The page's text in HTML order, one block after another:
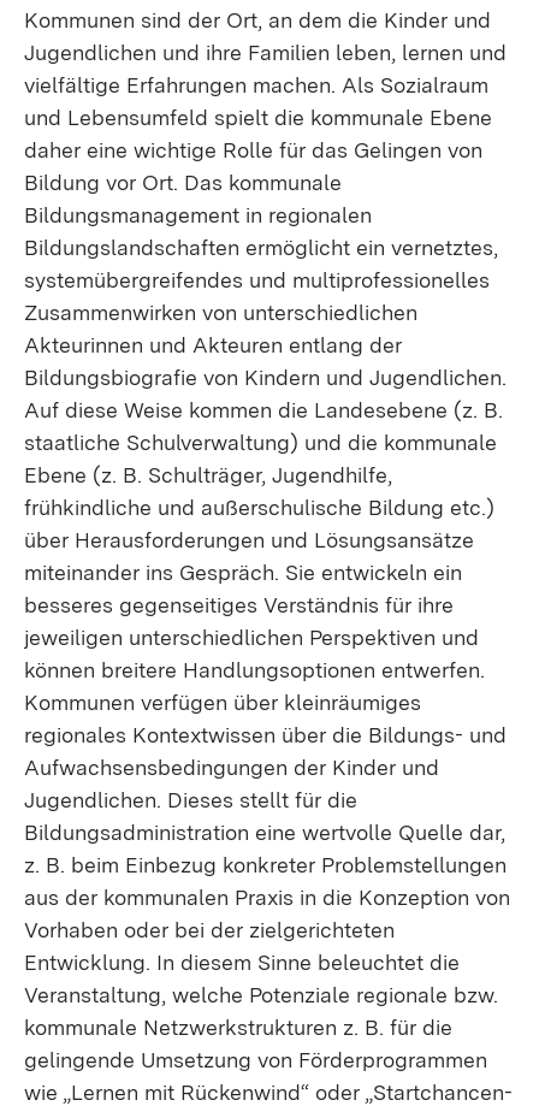
Kommunen sind der Ort, an dem die Kinder und
Jugendlichen und ihre Familien leben, lernen und
vielfältige Erfahrungen machen. Als Sozialraum
und Lebensumfeld spielt die kommunale Ebene
daher eine wichtige Rolle für das Gelingen von
Bildung vor Ort. Das kommunale
Bildungsmanagement in regionalen
Bildungslandschaften ermöglicht ein vernetztes,
systemübergreifendes und multiprofessionelles
Zusammenwirken von unterschiedlichen
Akteurinnen und Akteuren entlang der
Bildungsbiografie von Kindern und Jugendlichen.
Auf diese Weise kommen die Landesebene (z. B.
staatliche Schulverwaltung) und die kommunale
Ebene (z. B. Schulträger, Jugendhilfe,
frühkindliche und außerschulische Bildung etc.)
über Herausforderungen und Lösungsansätze
miteinander ins Gespräch. Sie entwickeln ein
besseres gegenseitiges Verständnis für ihre
jeweiligen unterschiedlichen Perspektiven und
können breitere Handlungsoptionen entwerfen.
Kommunen verfügen über kleinräumiges
regionales Kontextwissen über die Bildungs- und
Aufwachsensbedingungen der Kinder und
Jugendlichen. Dieses stellt für die
Bildungsadministration eine wertvolle Quelle dar,
z. B. beim Einbezug konkreter Problemstellungen
aus der kommunalen Praxis in die Konzeption von
Vorhaben oder bei der zielgerichteten
Entwicklung. In diesem Sinne beleuchtet die
Veranstaltung, welche Potenziale regionale bzw.
kommunale Netzwerkstrukturen z. B. für die
gelingende Umsetzung von Förderprogrammen
wie „Lernen mit Rückenwind“ oder „Startchancen-